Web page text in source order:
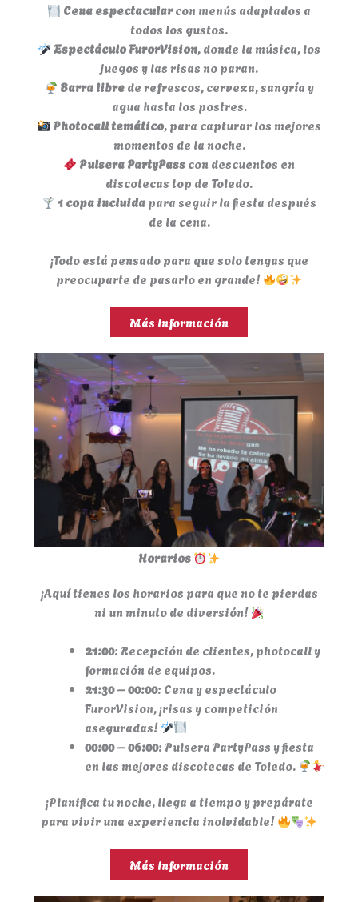
Cena espectacularcon menús adaptados a
todos los gustos.
Espectáculo FurorVision, donde la música, los
juegos y las risas no paran.
Barra librede refrescos, cerveza, sangría y
agua hasta los postres.
Photocall temático, para capturar los mejores
momentos de la noche.
Pulsera PartyPasscon descuentos en
discotecas top de Toledo.
1 copa incluidapara seguir la fiesta después
de la cena.
¡Todo está pensado para que solo tengas que
preocuparte de pasarlo en grande!
Más Información
Horarios
¡Aquí tienes los horarios para que no te pierdas
ni un minuto de diversión!
21:00: Recepción de clientes, photocall y
formación de equipos.
21:30 – 00:00: Cena y espectáculo
FurorVision, ¡risas y competición
aseguradas!
00:00 – 06:00: Pulsera PartyPass y fiesta
en las mejores discotecas de Toledo.
¡Planifica tu noche, llega a tiempo y prepárate
para vivir una experiencia inolvidable!
Más Información